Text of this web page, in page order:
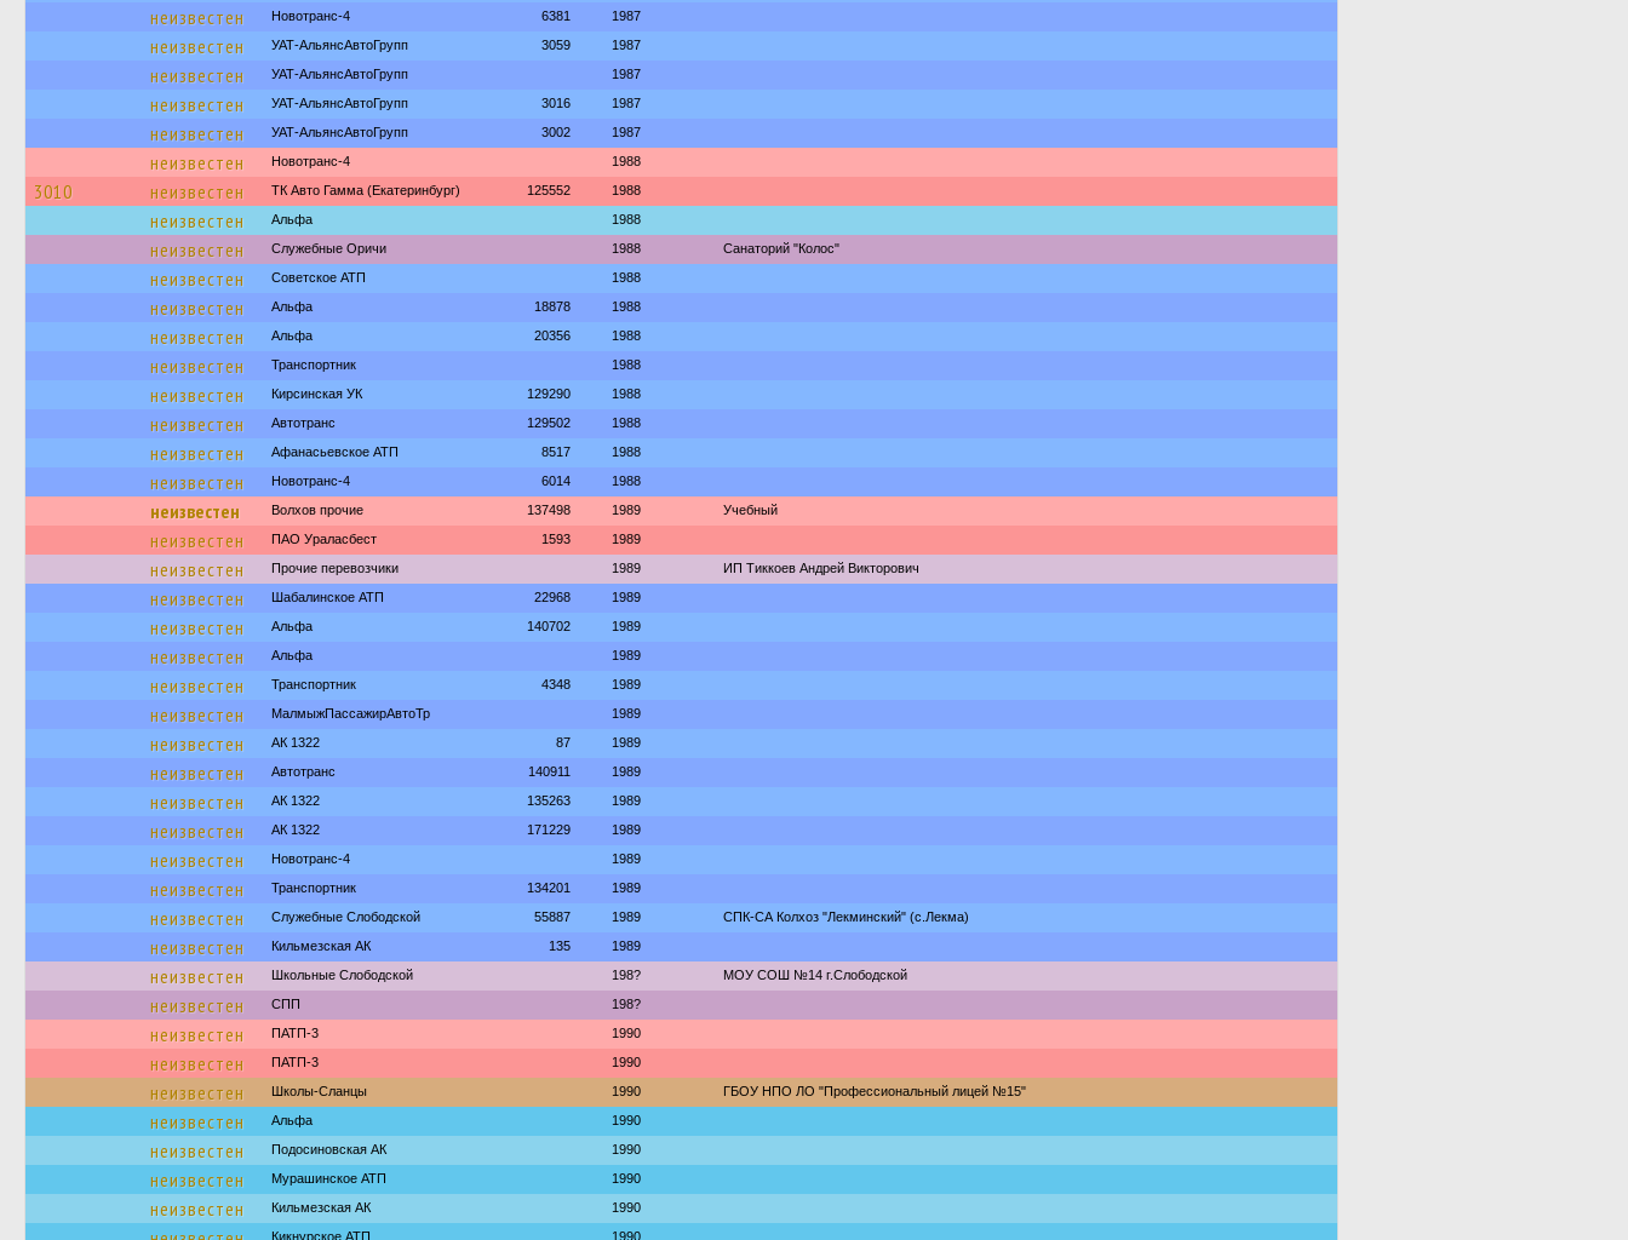
неизвестен Новотранс-4 6381 1987
неизвестен УАТ-АльянсАвтоГрупп 3059 1987
неизвестен УАТ-АльянсАвтоГрупп 1987
неизвестен УАТ-АльянсАвтоГрупп 3016 1987
неизвестен УАТ-АльянсАвтоГрупп 3002 1987
неизвестен Новотранс-4 1988
3010 неизвестен ТК Авто Гамма (Екатеринбург) 125552 1988
неизвестен Альфа 1988
неизвестен Служебные Оричи 1988 Санаторий "Колос"
неизвестен Советское АТП 1988
неизвестен Альфа 18878 1988
неизвестен Альфа 20356 1988
неизвестен Транспортник 1988
неизвестен Кирсинская УК 129290 1988
неизвестен Автотранс 129502 1988
неизвестен Афанасьевское АТП 8517 1988
неизвестен Новотранс-4 6014 1988
неизвестен Волхов прочие 137498 1989 Учебный
неизвестен ПАО Ураласбест 1593 1989
неизвестен Прочие перевозчики 1989 ИП Тиккоев Андрей Викторович
неизвестен Шабалинское АТП 22968 1989
неизвестен Альфа 140702 1989
неизвестен Альфа 1989
неизвестен Транспортник 4348 1989
неизвестен МалмыжПассажирАвтоТр 1989
неизвестен АК 1322 87 1989
неизвестен Автотранс 140911 1989
неизвестен АК 1322 135263 1989
неизвестен АК 1322 171229 1989
неизвестен Новотранс-4 1989
неизвестен Транспортник 134201 1989
неизвестен Служебные Слободской 55887 1989 СПК-СА Колхоз "Лекминский" (с.Лекма)
неизвестен Кильмезская АК 135 1989
неизвестен Школьные Слободской 198? МОУ СОШ №14 г.Слободской
неизвестен СПП 198?
неизвестен ПАТП-3 1990
неизвестен ПАТП-3 1990
неизвестен Школы-Сланцы 1990 ГБОУ НПО ЛО "Профессиональный лицей №15"
неизвестен Альфа 1990
неизвестен Подосиновская АК 1990
неизвестен Мурашинское АТП 1990
неизвестен Кильмезская АК 1990
Кикнурское АТП 1990